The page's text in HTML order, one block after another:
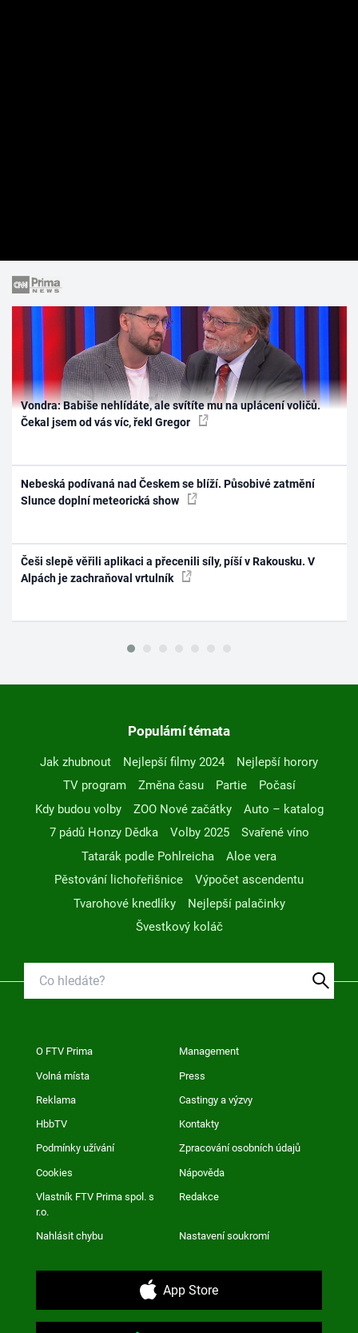
Vondra: Babiše nehlídáte, ale svítíte mu na uplácení voličů.
Čekal jsem od vás víc, řekl Gregor
Nebeská podívaná nad Českem se blíží. Působivé zatmění
Slunce doplní meteorická show
Češi slepě věřili aplikaci a přecenili síly, píší v Rakousku. V
Alpách je zachraňoval vrtulník
Populární témata
Jak zhubnout Nejlepší filmy 2024
Nejlepší horory
TV program
Změna času Partie
Počasí
Kdy budou volby
ZOO Nové začátky
Auto – katalog
7 pádů Honzy Dědka
Volby 2025
Svařené víno
Tatarák podle Pohlreicha
Aloe vera
Pěstování lichořeřišnice
Výpočet ascendentu
Tvarohové knedlíky
Nejlepší palačinky
Švestkový koláč
O FTV Prima Management
Volná místa Press
Reklama Castingy a výzvy
HbbTV Kontakty
Podmínky užívání Zpracování osobních údajů
Cookies Nápověda
Vlastník FTV Prima spol. s
r.o.
Redakce
Nahlásit chybu Nastavení soukromí
App Store